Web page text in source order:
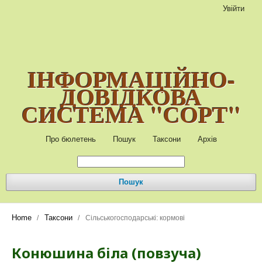
ІНФОРМАЦІЙНО-
ДОВІДКОВА
СИСТЕМА "СОРТ"
Про бюлетень Пошук Таксони Архів
Пошук
Увійти
Home / Таксони / Сільськогосподарські: кормові
Конюшина біла (повзуча)